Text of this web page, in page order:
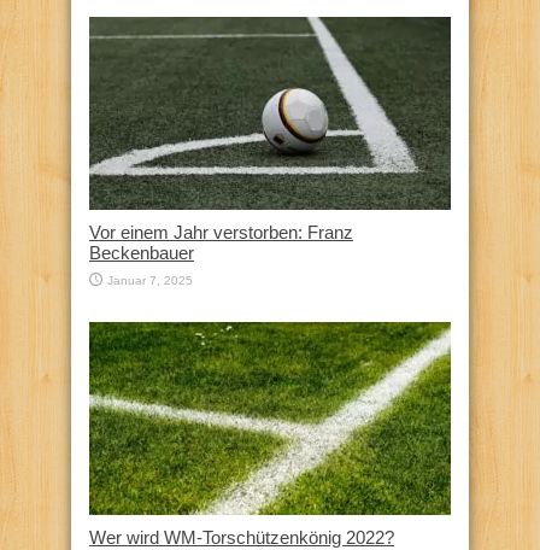
Vor einem Jahr verstorben: Franz
Beckenbauer
Januar 7, 2025
Wer wird WM-Torschützenkönig 2022?